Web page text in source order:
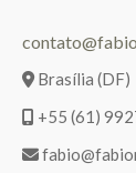
Brasília (DF)
+55 (61)